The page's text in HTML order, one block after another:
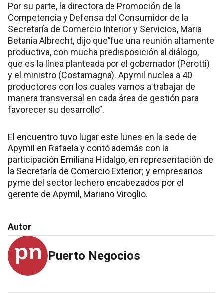
Por su parte, la directora de Promoción de la
Competencia y Defensa del Consumidor de la
Secretaría de Comercio Interior y Servicios, Maria
Betania Albrecht, dijo que”fue una reunión altamente
productiva, con mucha predisposición al diálogo,
que es la línea planteada por el gobernador (Perotti)
y el ministro (Costamagna). Apymil nuclea a 40
productores con los cuales vamos a trabajar de
manera transversal en cada área de gestión para
favorecer su desarrollo”.
El encuentro tuvo lugar este lunes en la sede de
Apymil en Rafaela y contó además con la
participación Emiliana Hidalgo, en representación de
la Secretaría de Comercio Exterior; y empresarios
pyme del sector lechero encabezados por el
gerente de Apymil, Mariano Viroglio.
Autor
Puerto Negocios